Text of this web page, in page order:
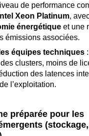
de performance
Xeon Platinum,
énergétique et une
émissions associées.
équipes techniques :
clusters, moins de
des latences
l’exploitation.
préparée pour les
(stockage,